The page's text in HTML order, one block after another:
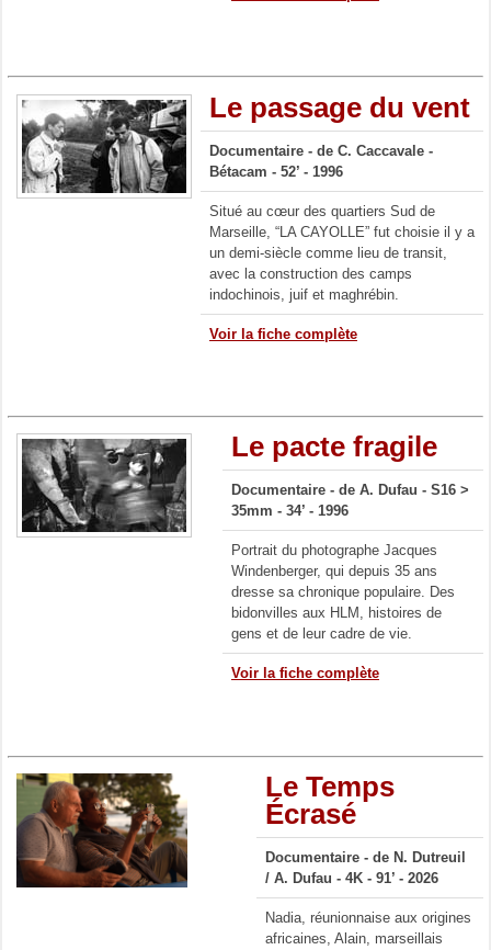
Le passage du vent
Documentaire - de C. Caccavale -
Bétacam - 52’ - 1996
Situé au cœur des quartiers Sud de
Marseille, “LA CAYOLLE” fut choisie il y a
un demi-siècle comme lieu de transit,
avec la construction des camps
indochinois, juif et maghrébin.
Voir la fiche complète
Le pacte fragile
Documentaire - de A. Dufau - S16 >
35mm - 34’ - 1996
Portrait du photographe Jacques
Windenberger, qui depuis 35 ans
dresse sa chronique populaire. Des
bidonvilles aux HLM, histoires de
gens et de leur cadre de vie.
Voir la fiche complète
Le Temps
Écrasé
Documentaire - de N. Dutreuil
/ A. Dufau - 4K - 91’ - 2026
Nadia, réunionnaise aux origines
africaines, Alain, marseillais